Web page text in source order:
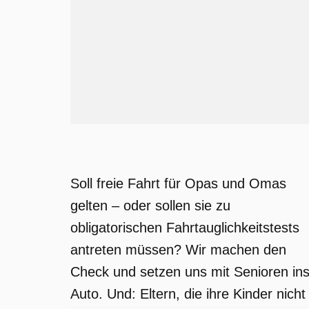
Soll freie Fahrt für Opas und Omas
gelten – oder sollen sie zu
obligatorischen Fahrtauglichkeitstests
antreten müssen? Wir machen den
Check und setzen uns mit Senioren ins
Auto. Und: Eltern, die ihre Kinder nicht